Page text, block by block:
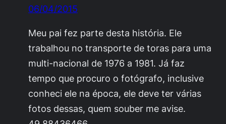
06/04/2015
Meu pai fez parte desta história. Ele
trabalhou no transporte de toras para uma
multi-nacional de 1976 a 1981. Já faz
tempo que procuro o fotógrafo, inclusive
conheci ele na época, ele deve ter várias
fotos dessas, quem souber me avise.